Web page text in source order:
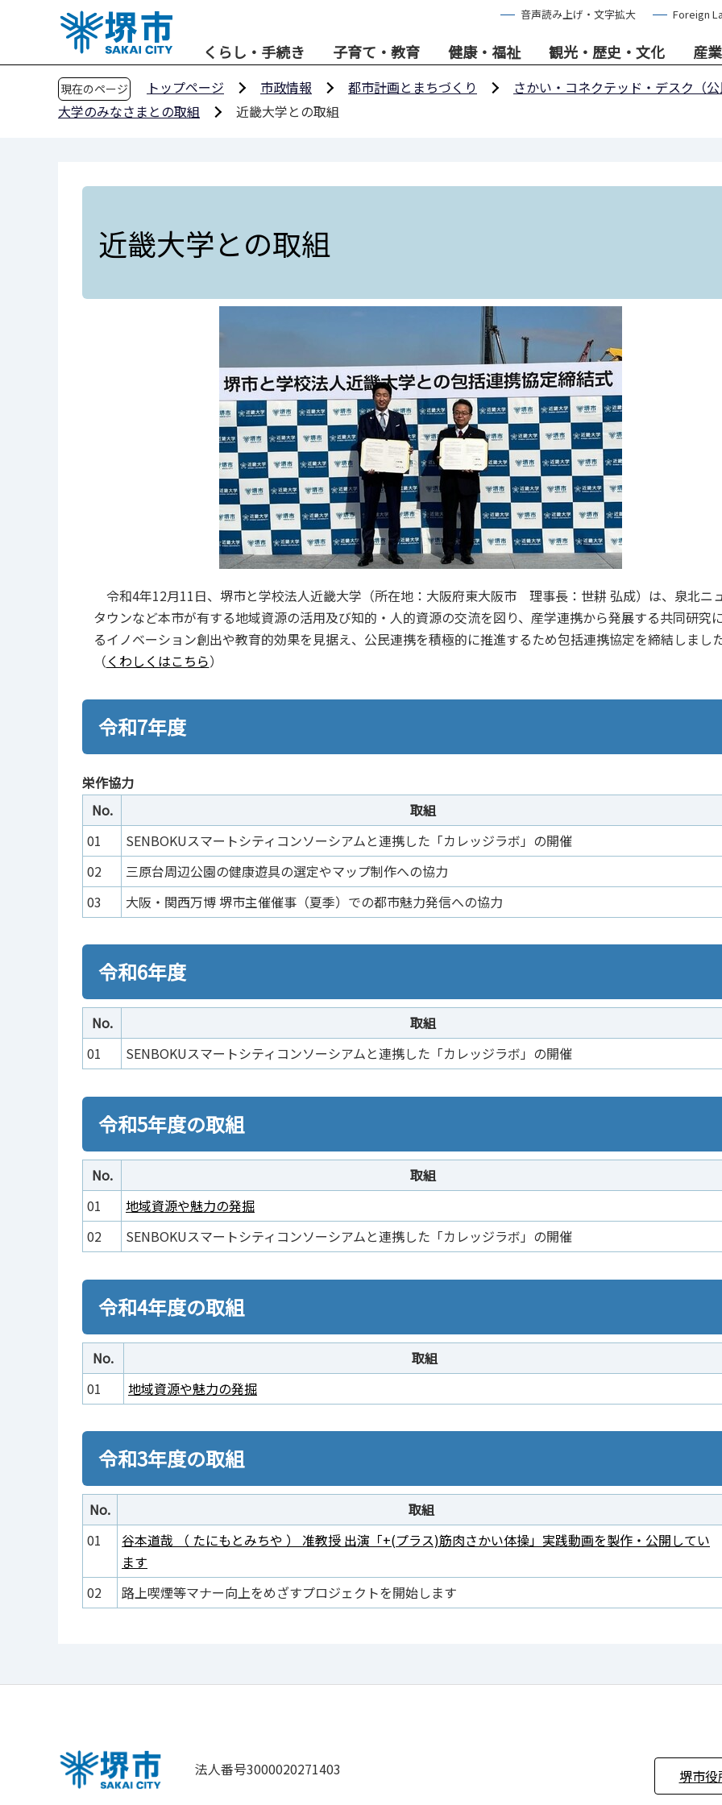
音声読み上げ・文字拡大 Foreign
くらし・手続き 子育て・教育 健康・福祉 観光・歴史・文化 産
現在のページ トップページ 市政情報 都市計画とまちづくり
さかい・コネクテッド・デスク（公
大学のみなさまとの取組
近畿大学との取組
近畿大学との取組
令和4年12月11日、堺市と学校法人近畿大学（所在地：大阪府東大阪市 理事長：世耕 弘成）は、泉北ニ
タウンなど本市が有する地域資源の活用及び知的・人的資源の交流を図り、産学連携から発展する共同研究
るイノベーション創出や教育的効果を見据え、公民連携を積極的に推進するため包括連携協定を締結しました
（くわしくはこちら）
令和7年度
栄作協力
No.
取組
01
SENBOKUスマートシティコンソーシアムと連携した「カレッジラボ」の開催
02
三原台周辺公園の健康遊具の選定やマップ制作への協力
03
大阪・関西万博 堺市主催催事（夏季）での都市魅力発信への協力
令和6年度
No.
取組
01
SENBOKUスマートシティコンソーシアムと連携した「カレッジラボ」の開催
令和5年度の取組
No.
取組
01
地域資源や魅力の発掘
02
SENBOKUスマートシティコンソーシアムと連携した「カレッジラボ」の開催
令和4年度の取組
No.
取組
01
地域資源や魅力の発掘
令和3年度の取組
No.
取組
01
谷本道哉 （ たにもとみちや ） 准教授 出演「+(プラス)筋肉さかい体操」実践動画を製作・公開してい
ます
02
路上喫煙等マナー向上をめざすプロジェクトを開始します
法人番号3000020271403 堺市